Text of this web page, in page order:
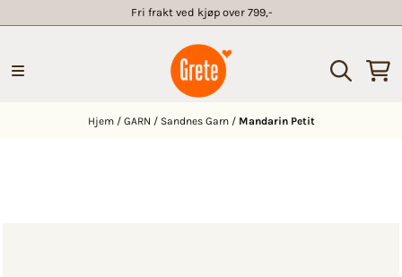
Fri frakt ved kjøp over 799,-
Hjem / GARN / Sandnes Garn / Mandarin Petit